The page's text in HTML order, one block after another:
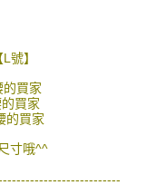
轉至「AFTEE先享後付」
連結，可透過四大超商／
易完成。
您需要取消訂單，請聯絡
有效，需透過AFTEE先享
號】
的買家
買家
的買家
寸哦^^